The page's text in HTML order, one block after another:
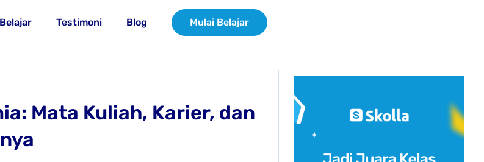
Testimoni Blog Mulai Belajar
Mata Kuliah, Karier, dan